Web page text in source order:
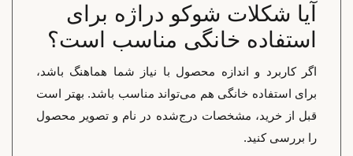
آیا شکلات شوکو دراژه برای
استفاده خانگی مناسب است؟
اگر کاربرد و اندازه محصول با نیاز شما هماهنگ باشد،
برای استفاده خانگی هم می‌تواند مناسب باشد. بهتر است
قبل از خرید، مشخصات درج‌شده در نام و تصویر محصول
را بررسی کنید.